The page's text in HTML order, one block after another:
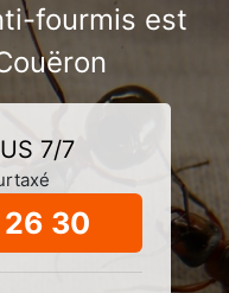
fourmis est
7/7
30